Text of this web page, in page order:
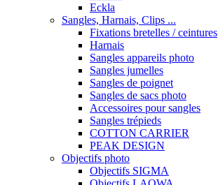
Eckla
Sangles, Harnais, Clips ...
Fixations bretelles / ceintures
Harnais
Sangles appareils photo
Sangles jumelles
Sangles de poignet
Sangles de sacs photo
Accessoires pour sangles
Sangles trépieds
COTTON CARRIER
PEAK DESIGN
Objectifs photo
Objectifs SIGMA